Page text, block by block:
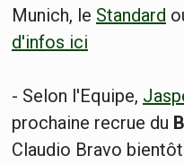
Munich, le Standard
d'infos ici
- Selon l'Equipe,
prochaine recrue du
Claudio Bravo